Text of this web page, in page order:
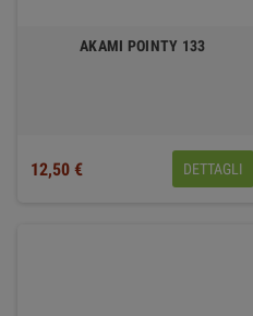
AKAMI POINTY 133
12,50 € DETTAGLI